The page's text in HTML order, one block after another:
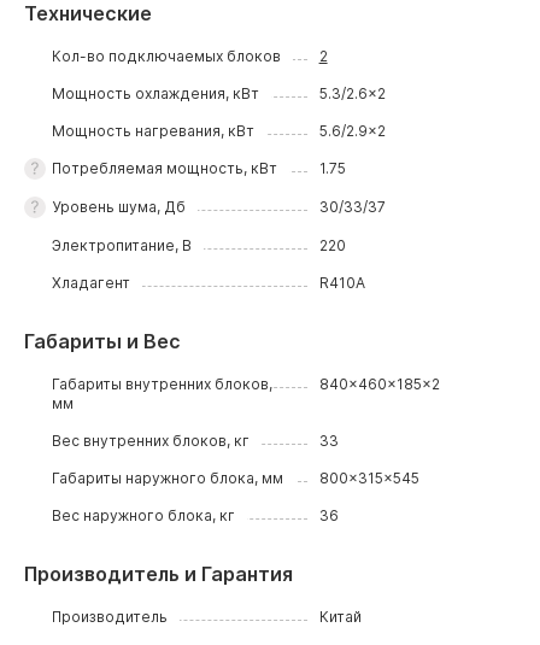
Технические
Кол-во подключаемых блоков 2
Мощность охлаждения, кВт 5.3/2.6x2
Мощность нагревания, кВт 5.6/2.9x2
Потребляемая мощность, кВт 1.75
Уровень шума, Дб 30/33/37
Электропитание, В 220
Хладагент R410A
Габариты и Вес
Габариты внутренних блоков,
мм
840x460x185x2
Вес внутренних блоков, кг 33
Габариты наружного блока, мм 800x315x545
Вес наружного блока, кг 36
Производитель и Гарантия
Производитель Китай